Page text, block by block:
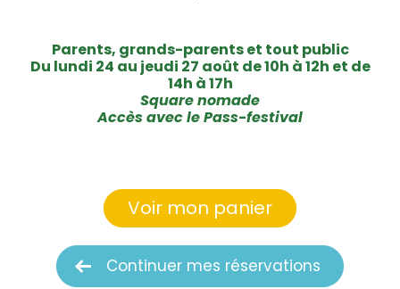
Parents, grands-parents et tout public
Du lundi 24 au jeudi 27 août de 10h à 12h et de
14h à 17h
Square nomade
Accès avec le Pass-festival
Continuer mes réservations
Voir mon panier